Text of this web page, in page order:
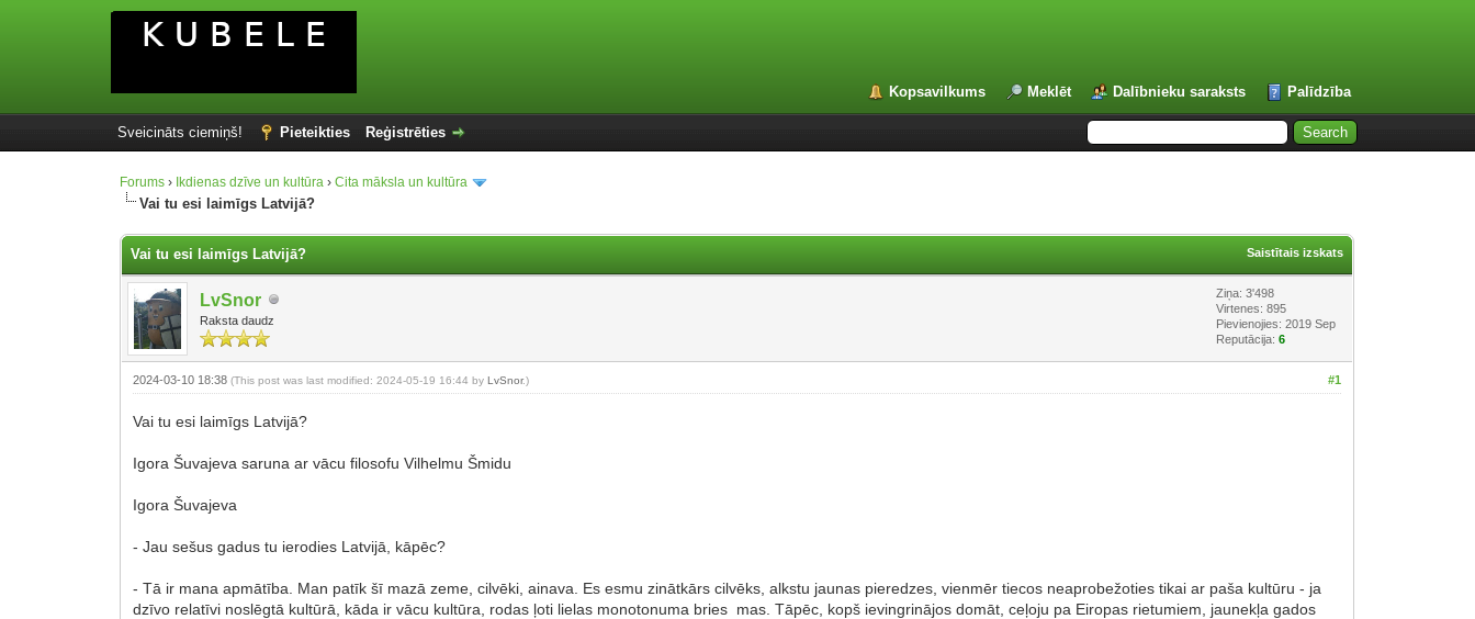
Kopsavilkums Meklēt Dalībnieku saraksts Palīdzība
Sveicināts ciemiņš! Pieteikties Reģistrēties
Forums › Ikdienas dzīve un kultūra ›Cita māksla un kultūra
Vai tu esi laimīgs Latvijā?
Saistītais izskats
Vai tu esi laimīgs Latvijā?
LvSnor
Raksta daudz
Ziņa: 3'498
Virtenes: 895
Pievienojies: 2019 Sep
Reputācija:6
#1
2024-03-10 18:38(This post was last modified: 2024-05-19 16:44 byLvSnor.)
Vai tu esi laimīgs Latvijā?
Igora Šuvajeva saruna ar vācu filosofu Vilhelmu Šmidu
Igora Šuvajeva
- Jau sešus gadus tu ierodies Latvijā, kāpēc?
- Tā ir mana apmātība. Man patīk šī mazā zeme, cilvēki, ainava. Es esmu zinātkārs cilvēks, alkstu jaunas pieredzes, vienmēr tiecos neaprobežoties tikai ar paša kultūru - ja
dzīvo relatīvi noslēgtā kultūrā, kāda ir vācu kultūra, rodas ļoti lielas monotonuma bries mas. Tāpēc, kopš ievingrinājos domāt, ceļoju pa Eiropas rietumiem, jaunekļa gados